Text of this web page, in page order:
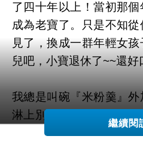
了四十年以上！當初那
成為老寶了。只是不知
見了，換成一群年輕女
兒吧，小寶退休了~~還好
我總是叫碗『米粉羹』
淋上別處少見的甜辣醬
口味哩！難怪離鄉歸來
繼續閱